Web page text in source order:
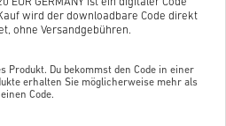
wird der downloadbare Code direkt
ohne Versandgebühren.
Produkt. Du bekommst den Code in einer
erhalten Sie möglicherweise mehr als
einen Code.